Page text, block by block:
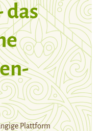
das
Plattform